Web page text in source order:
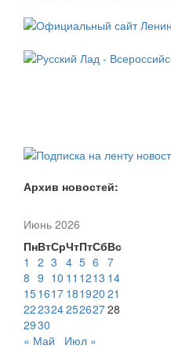
Архив новостей:
Июнь 2026
ПнВтСрЧтПтСбВс
1
2 3 4 5 6 7
8 9 10 11 1213 14
151617 181920 21
22232425262728
2930
« Май
Июл »